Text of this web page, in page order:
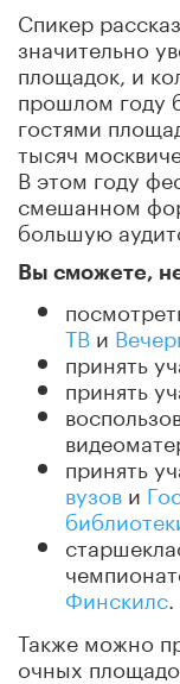
Спикер
значительно
площадок, и
прошлом году
гостями
тысяч
В этом году
смешанном
большую
Вы сможете,
ТВ и
принять
принять
принять
вузов и
Финскилс
Также можно
очных